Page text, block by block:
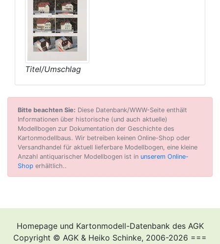
Titel/Umschlag
Bitte beachten Sie: Diese Datenbank/WWW-Seite enthält
Informationen über historische (und auch aktuelle)
Modellbogen zur Dokumentation der Geschichte des
Kartonmodellbaus. Wir betreiben keinen Online-Shop oder
Versandhandel für aktuell lieferbare Modellbogen, eine kleine
Anzahl antiquarischer Modellbogen ist in unserem Online-
Shop erhältlich..
Homepage und Kartonmodell-Datenbank des AGK
Copyright © AGK & Heiko Schinke, 2006-2026 ===